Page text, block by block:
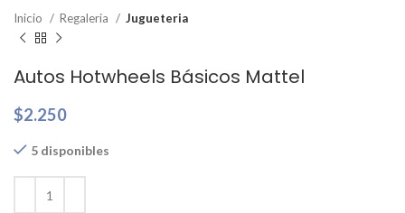
Inicio Regaleria Jugueteria
Autos Hotwheels Básicos Mattel
$2.250
5 disponibles